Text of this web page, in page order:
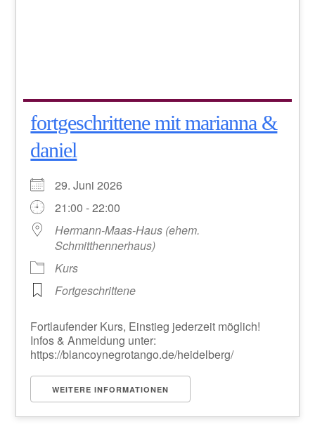
fortgeschrittene mit marianna &
daniel
29. Juni 2026
21:00 - 22:00
Hermann-Maas-Haus (ehem.
Schmitthennerhaus)
Kurs
Fortgeschrittene
Fortlaufender Kurs, Einstieg jederzeit möglich!
Infos & Anmeldung unter:
https://blancoynegrotango.de/heidelberg/
WEITERE INFORMATIONEN